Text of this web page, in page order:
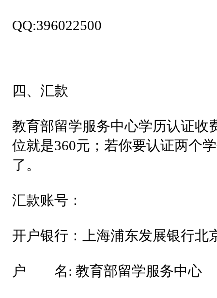
QQ:396022500
四、汇款
教育部留学服务中心学历认证收
位就是360元；若你要认证两个
了。
汇款账号：
开户银行：上海浦东发展银行北
户 名: 教育部留学服务中心